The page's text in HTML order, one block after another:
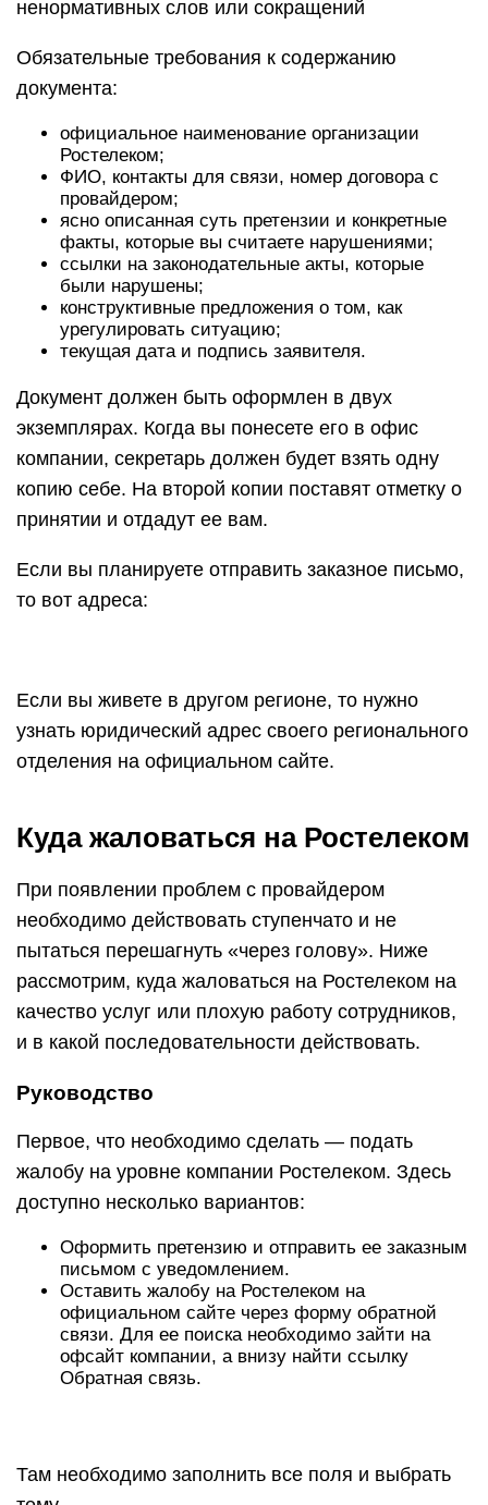
ненормативных слов или сокращений
Обязательные требования к содержанию
документа:
официальное наименование организации
Ростелеком;
ФИО, контакты для связи, номер договора с
провайдером;
ясно описанная суть претензии и конкретные
факты, которые вы считаете нарушениями;
ссылки на законодательные акты, которые
были нарушены;
конструктивные предложения о том, как
урегулировать ситуацию;
текущая дата и подпись заявителя.
Документ должен быть оформлен в двух
экземплярах. Когда вы понесете его в офис
компании, секретарь должен будет взять одну
копию себе. На второй копии поставят отметку о
принятии и отдадут ее вам.
Если вы планируете отправить заказное письмо,
то вот адреса:
Если вы живете в другом регионе, то нужно
узнать юридический адрес своего регионального
отделения на официальном сайте.
Куда жаловаться на Ростелеком
При появлении проблем с провайдером
необходимо действовать ступенчато и не
пытаться перешагнуть «через голову». Ниже
рассмотрим, куда жаловаться на Ростелеком на
качество услуг или плохую работу сотрудников,
и в какой последовательности действовать.
Руководство
Первое, что необходимо сделать — подать
жалобу на уровне компании Ростелеком. Здесь
доступно несколько вариантов:
Оформить претензию и отправить ее заказным
письмом с уведомлением.
Оставить жалобу на Ростелеком на
официальном сайте через форму обратной
связи. Для ее поиска необходимо зайти на
офсайт компании, а внизу найти ссылку
Обратная связь.
Там необходимо заполнить все поля и выбрать